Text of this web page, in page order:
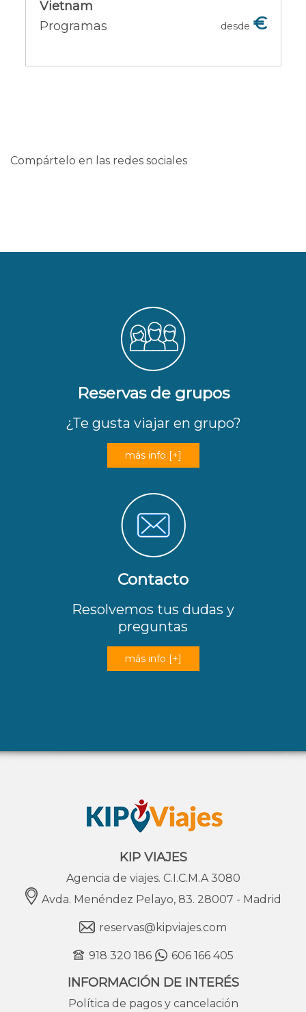
Vietnam
Programas
desde €
Compártelo en las redes sociales
Reservas de grupos
¿Te gusta viajar en grupo?
más info [+]
Contacto
Resolvemos tus dudas y
preguntas
más info [+]
KIP VIAJES
Agencia de viajes. C.I.C.M.A 3080
Avda. Menéndez Pelayo, 83. 28007 - Madrid
reservas@kipviajes.com
918 320 186 606 166 405
INFORMACIÓN DE INTERÉS
Política de pagos y cancelación